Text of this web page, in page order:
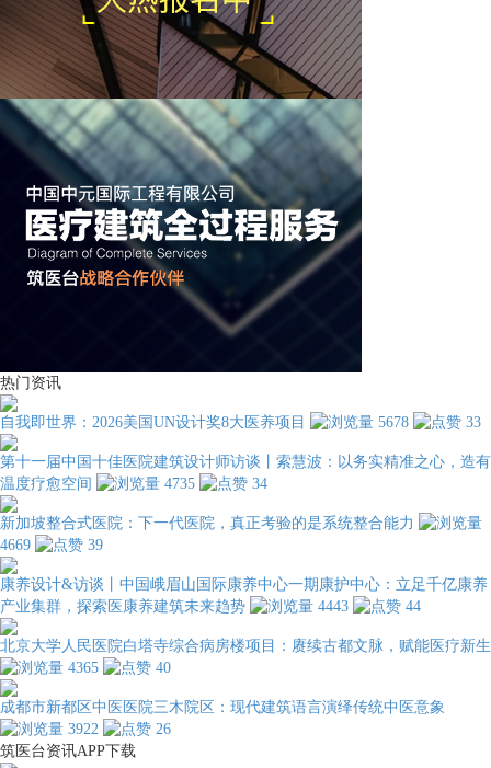
热门资讯
自我即世界：2026美国UN设计奖8大医养项目 5678 33
第十一届中国十佳医院建筑设计师访谈丨索慧波：以务实精准之心，造有
温度疗愈空间
4735 34
新加坡整合式医院：下一代医院，真正考验的是系统整合能力
4669
39
康养设计&访谈丨中国峨眉山国际康养中心一期康护中心：立足千亿康养
产业集群，探索医康养建筑未来趋势
4443 44
北京大学人民医院白塔寺综合病房楼项目：赓续古都文脉，赋能医疗新生
4365
40
成都市新都区中医医院三木院区：现代建筑语言演绎传统中医意象
3922
26
筑医台资讯APP下载